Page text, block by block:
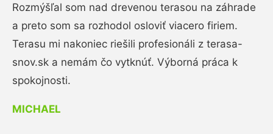
Rozmýšľal som nad drevenou terasou na záhrade
a preto som sa rozhodol osloviť viacero firiem.
Terasu mi nakoniec riešili profesionáli z terasa-
snov.sk a nemám čo vytknúť. Výborná práca k
spokojnosti.
MICHAEL